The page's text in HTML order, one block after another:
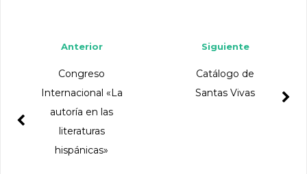
Siguiente
Catálogo de
Santas Vivas
Anterior
Congreso
Internacional «La
autoría en las
literaturas
hispánicas»